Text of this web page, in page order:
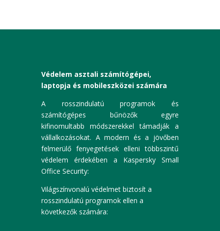
Védelem asztali számítógépei,
laptopja és mobileszközei számára
A rosszindulatú programok és
számítógépes bűnözők egyre
kifinomultabb módszerekkel támadják a
vállalkozásokat. A modern és a jövőben
felmerülő fenyegetések elleni többszintű
védelem érdekében a Kaspersky Small
Office Security:
Világszínvonalú védelmet biztosít a
rosszindulatú programok ellen a
következők számára: